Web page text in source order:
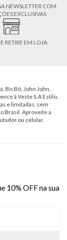
NEWSLETTER COM
EXCLUSIVAS
RETIRE EM LOJA
Bo.Bô, John John,
à Veste S.A Estilo.
e limitadas, sem
Brasil. Aproveite a
ou celular.
10% OFF na sua